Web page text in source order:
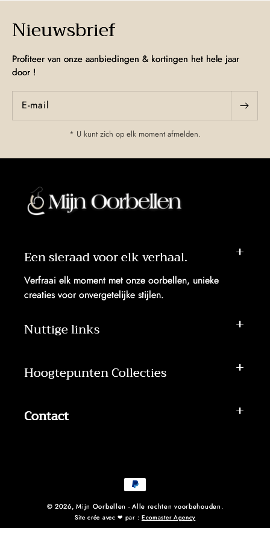
Nieuwsbrief
Profiteer van onze aanbiedingen & kortingen het hele jaar
door !
E‑mail
* U kunt zich op elk moment afmelden.
Een sieraad voor elk verhaal.
Verfraai elk moment met onze oorbellen, unieke
creaties voor onvergetelijke stijlen.
Nuttige links
Hoogtepunten Collecties
Contact
Betaalmethoden
© 2026,Mijn Oorbellen - Alle rechten voorbehouden.
Site crée avec ❤ par : Ecomaster Agency